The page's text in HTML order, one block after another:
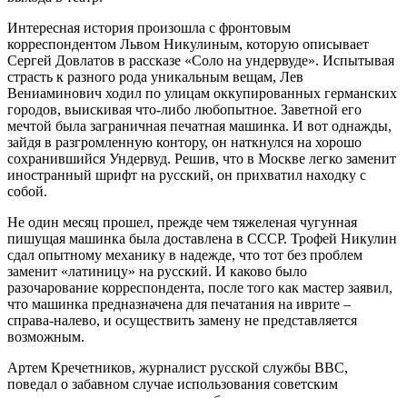
Интересная история произошла с фронтовым
корреспондентом Львом Никулиным, которую описывает
Сергей Довлатов в рассказе «Соло на ундервуде». Испытывая
страсть к разного рода уникальным вещам, Лев
Вениаминович ходил по улицам оккупированных германских
городов, выискивая что-либо любопытное. Заветной его
мечтой была заграничная печатная машинка. И вот однажды,
зайдя в разгромленную контору, он наткнулся на хорошо
сохранившийся Ундервуд. Решив, что в Москве легко заменит
иностранный шрифт на русский, он прихватил находку с
собой.
Не один месяц прошел, прежде чем тяжеленая чугунная
пишущая машинка была доставлена в СССР. Трофей Никулин
сдал опытному механику в надежде, что тот без проблем
заменит «латиницу» на русский. И каково было
разочарование корреспондента, после того как мастер заявил,
что машинка предназначена для печатания на иврите –
справа-налево, и осуществить замену не представляется
возможным.
Артем Кречетников, журналист русской службы ВВС,
поведал о забавном случае использования советским